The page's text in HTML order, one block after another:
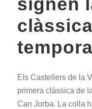
signen
Els Castellers de la
primera clàssica de
Can Jorba. La colla